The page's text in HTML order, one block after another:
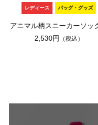
レディース バッグ・グッズ
アニマル柄スニーカーソッ
2,530円
（税込）